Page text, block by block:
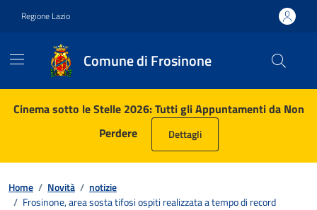
Regione Lazio
Comune di Frosinone
Contenuti in evidenza
Cinema sotto le Stelle 2026: Tutti gli Appuntamenti da Non
Perdere
Dettagli
Home / Novità / notizie
/ Frosinone, area sosta tifosi ospiti realizzata a tempo di record